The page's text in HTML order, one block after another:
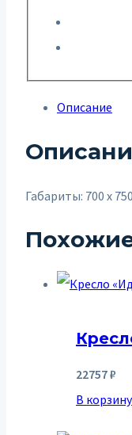
Описание
Габариты: 700 x
22757₽
В корзину